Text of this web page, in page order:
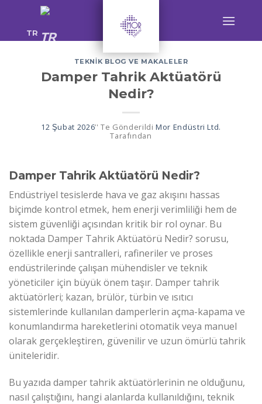
content
TR
TEKNIK BLOG VE MAKALELER
Damper Tahrik Aktüatörü
Nedir?
12 Şubat 2026’' Te Gönderildi Mor Endüstri Ltd.
Tarafından
Damper Tahrik Aktüatörü Nedir?
Endüstriyel tesislerde hava ve gaz akışını hassas
biçimde kontrol etmek, hem enerji verimliliği hem de
sistem güvenliği açısından kritik bir rol oynar. Bu
noktada Damper Tahrik Aktüatörü Nedir? sorusu,
özellikle enerji santralleri, rafineriler ve proses
endüstrilerinde çalışan mühendisler ve teknik
yöneticiler için büyük önem taşır. Damper tahrik
aktüatörleri; kazan, brülör, türbin ve ısıtıcı
sistemlerinde kullanılan damperlerin açma-kapama ve
konumlandırma hareketlerini otomatik veya manuel
olarak gerçekleştiren, güvenilir ve uzun ömürlü tahrik
üniteleridir.
Bu yazıda damper tahrik aktüatörlerinin ne olduğunu,
nasıl çalıştığını, hangi alanlarda kullanıldığını, teknik